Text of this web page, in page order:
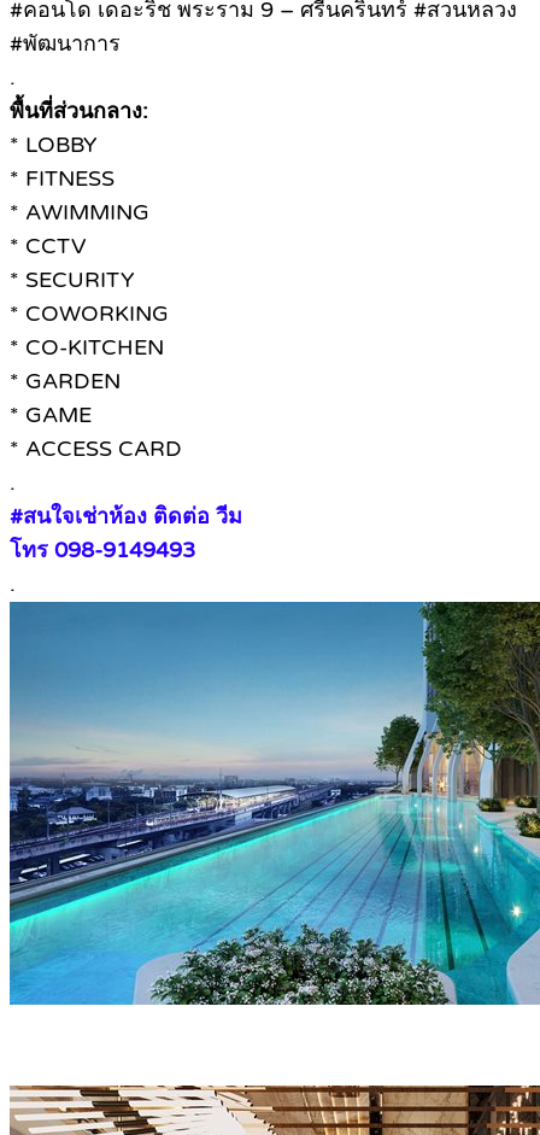
#คอนโด เดอะริช พระราม 9 – ศรีนครินทร์ #สวนหลวง
#พัฒนาการ
.
พื้นที่ส่วนกลาง:
* LOBBY
* FITNESS
* AWIMMING
* CCTV
* SECURITY
* COWORKING
* CO-KITCHEN
* GARDEN
* GAME
* ACCESS CARD
.
#สนใจเช่าห้อง ติดต่อ วีม
โทร 098-9149493
.